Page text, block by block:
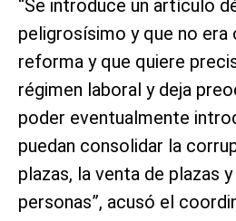
“Se introduce un artículo
peligrosísimo y que no era
reforma y que quiere
régimen laboral y deja
poder eventualmente
puedan consolidar la
plazas, la venta de plazas
personas”, acusó el